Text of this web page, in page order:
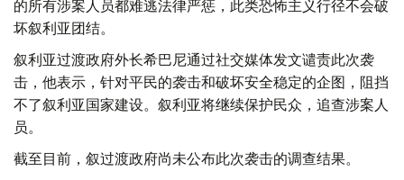
的所有涉案人员都难逃法律严惩，此类恐怖主义行径不会破
坏叙利亚团结。
叙利亚过渡政府外长希巴尼通过社交媒体发文谴责此次袭
击，他表示，针对平民的袭击和破坏安全稳定的企图，阻挡
不了叙利亚国家建设。叙利亚将继续保护民众，追查涉案人
员。
截至目前，叙过渡政府尚未公布此次袭击的调查结果。